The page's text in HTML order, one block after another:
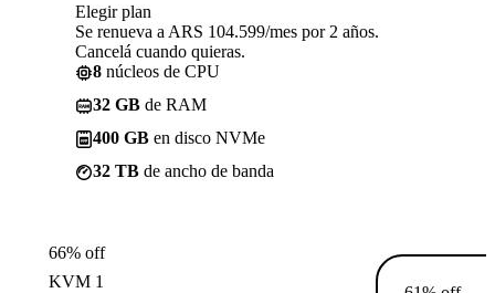
Elegir plan
Se renueva a ARS 104.599/mes por 2 años.
Cancelá cuando quieras.
8 núcleos de CPU
32 GB de RAM
400 GB en disco NVMe
32 TB de ancho de banda
66% off
KVM 1